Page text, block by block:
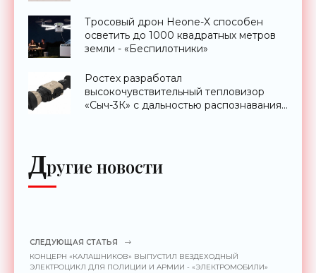
Тросовый дрон Heone-X способен
осветить до 1000 квадратных метров
земли - «Беспилотники»
Ростех разработал
высокочувствительный тепловизор
«Сыч-3К» с дальностью распознавания
Другие новости
СЛЕДУЮЩАЯ СТАТЬЯ
КОНЦЕРН «КАЛАШНИКОВ» ВЫПУСТИЛ ВЕЗДЕХОДНЫЙ
ЭЛЕКТРОЦИКЛ ДЛЯ ПОЛИЦИИ И АРМИИ - «ЭЛЕКТРОМОБИЛИ»